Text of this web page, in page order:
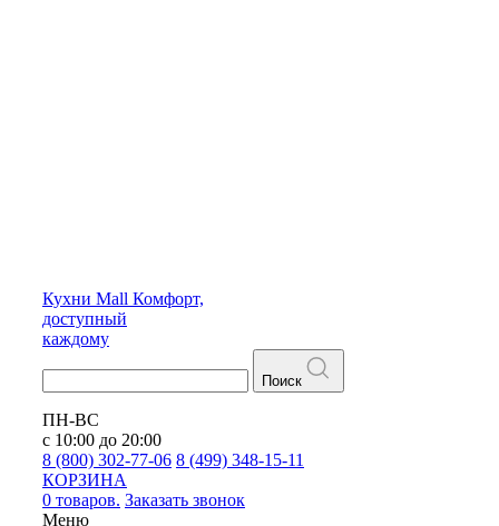
Кухни Mall Комфорт,
доступный
каждому
Поиск
ПН-ВС
с 10:00 до 20:00
8 (800) 302-77-06 8 (499) 348-15-11
КОРЗИНА
0 товаров. Заказать звонок
Меню